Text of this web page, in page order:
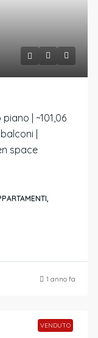
| ~101,06
|
space
1 anno fa
VENDUTO